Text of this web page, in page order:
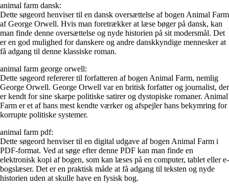
animal farm dansk:
Dette søgeord henviser til en dansk oversættelse af bogen Animal Farm
af George Orwell. Hvis man foretrækker at læse bøger på dansk, kan
man finde denne oversættelse og nyde historien på sit modersmål. Det
er en god mulighed for danskere og andre danskkyndige mennesker at
få adgang til denne klassiske roman.
animal farm george orwell:
Dette søgeord refererer til forfatteren af bogen Animal Farm, nemlig
George Orwell. George Orwell var en britisk forfatter og journalist, der
er kendt for sine skarpe politiske satirer og dystopiske romaner. Animal
Farm er et af hans mest kendte værker og afspejler hans bekymring for
korrupte politiske systemer.
animal farm pdf:
Dette søgeord henviser til en digital udgave af bogen Animal Farm i
PDF-format. Ved at søge efter denne PDF kan man finde en
elektronisk kopi af bogen, som kan læses på en computer, tablet eller e-
bogslæser. Det er en praktisk måde at få adgang til teksten og nyde
historien uden at skulle have en fysisk bog.